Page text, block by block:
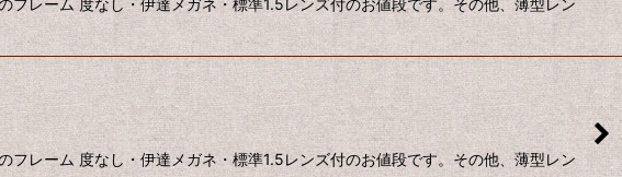
ーム 度なし・伊達メガネ・標準1.5レンズ付のお値段です。その他、薄型レン